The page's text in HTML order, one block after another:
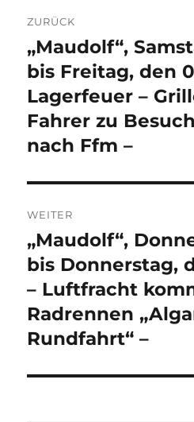
ZURÜCK
Vorheriger
Beitrag:
„Maudolf“,
bis Freitag, den
Lagerfeuer –
Fahrer zu
nach Ffm –
WEITER
Nächster
Beitrag:
„Maudolf“,
bis Donnerstag,
– Luftfracht
Radrennen
Rundfahrt“ –